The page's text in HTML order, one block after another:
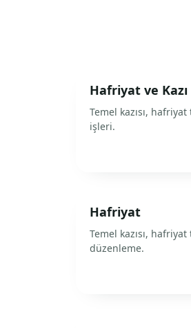
Hafriyat ve
Temel kazısı, hafriyat
işleri.
Hafriyat
Temel kazısı, hafriyat
düzenleme.